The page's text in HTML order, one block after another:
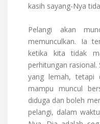
kasih sayang-Nya
Pelangi akan
memunculkan. Ia
ketika kita tidak
perhitungan rasional.
yang lemah, tetapi
mampu muncul
diduga dan boleh
pelangi, dalam